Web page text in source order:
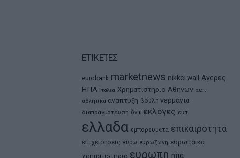
ΕΤΙΚΕΤΕΣ
eurobank marketnews nikkei wall
Αγορες
ΗΠΑ Ιταλια Χρηματιστηριο Αθηνων αεπ
αθλητικα αναπτυξη βουλη γερμανια
διαπραγματευση δντ εκλογες εκτ
ελλαδα εμπορευματα επικαιροτητα
επιχειρησεις ευρω ευρωζωνη ευρωπαικα
χρηματιστηρια ευρωπη ηπα